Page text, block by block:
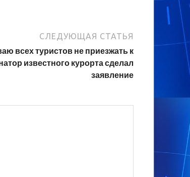
СЛЕДУЮЩАЯ СТАТЬЯ
всех туристов не приезжать к
известного курорта сделал
заявление